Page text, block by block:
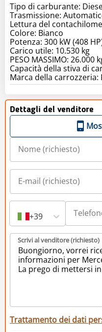
Tipo di carburante:
Trasmissione:
Lettura del
Colore: Bianco
Potenza: 300 kW (408
Carico utile: 10.530 kg
PESO MASSIMO: 26.000
Capacità della stiva di
Marca della carrozzeria:
Dettagli del venditore
+39
Scrivi al venditore (richiesto)
Trattamento dei dati